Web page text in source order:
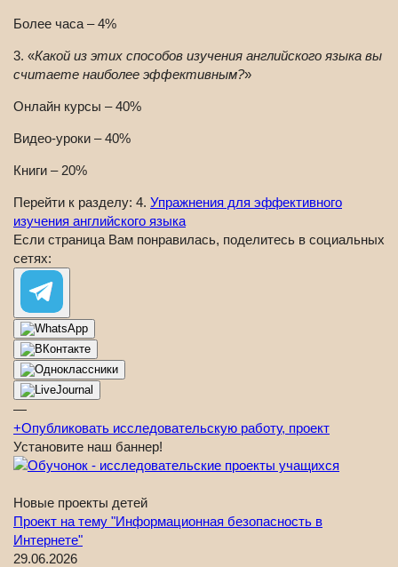
Более часа – 4%
3. «Какой из этих способов изучения английского языка вы
считаете наиболее эффективным?»
Онлайн курсы – 40%
Видео-уроки – 40%
Книги – 20%
Перейти к разделу: 4. Упражнения для эффективного
изучения английского языка
Если страница Вам понравилась, поделитесь в социальных
сетях:
—
+Опубликовать исследовательскую работу, проект
Установите наш баннер!
Новые проекты детей
Проект на тему "Информационная безопасность в
Интернете"
29.06.2026